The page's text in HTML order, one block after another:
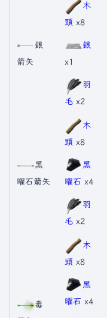
銀
箭矢
木
頭 x8
銀
x1
羽
毛 x2
黑
曜石箭矢
木
頭 x8
黑
曜石 x4
羽
毛 x2
毒
木
頭 x8
黑
曜石 x4